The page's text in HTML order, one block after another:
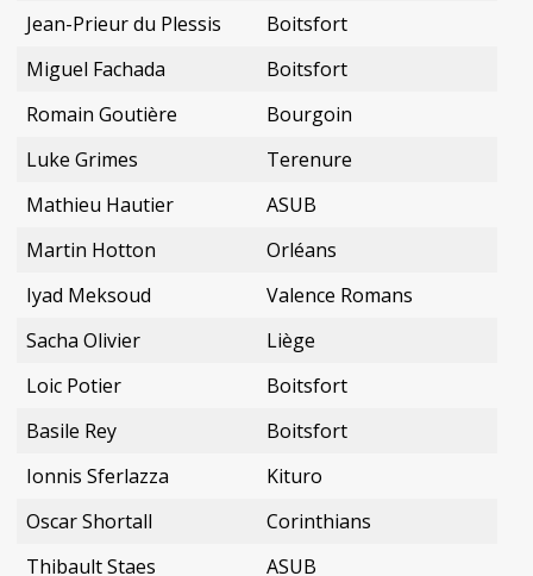
Jean-Prieur du Plessis
Boitsfort
Miguel Fachada
Boitsfort
Romain Goutière
Bourgoin
Luke Grimes
Terenure
Mathieu Hautier
ASUB
Martin Hotton
Orléans
Iyad Meksoud
Valence Romans
Sacha Olivier
Liège
Loic Potier
Boitsfort
Basile Rey
Boitsfort
Ionnis Sferlazza
Kituro
Oscar Shortall
Corinthians
Thibault Staes
ASUB